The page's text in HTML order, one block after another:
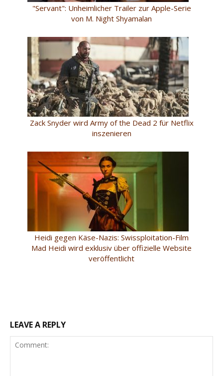
"Servant": Unheimlicher Trailer zur Apple-Serie
von M. Night Shyamalan
Zack Snyder wird Army of the Dead 2 für Netflix
inszenieren
Heidi gegen Käse-Nazis: Swissploitation-Film
Mad Heidi wird exklusiv über offizielle Website
veröffentlicht
LEAVE A REPLY